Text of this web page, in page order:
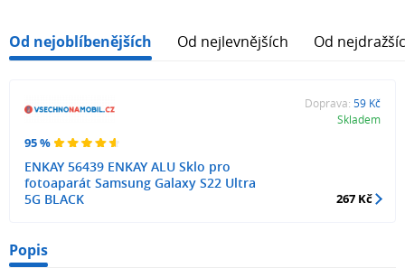
Od nejoblíbenějších Od nejlevnějších Od
95 %
ENKAY 56439 ENKAY ALU Sklo pro
fotoaparát Samsung Galaxy S22 Ultra
5G BLACK
Doprava: 59 Kč
Skladem
267 Kč
Popis